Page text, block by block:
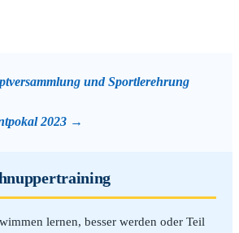
und Sportlerehrung
2023
lernen, besser werden oder Teil